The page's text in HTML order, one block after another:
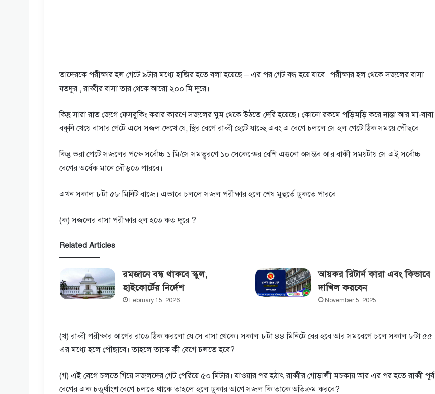
তাদেরকে পরীক্ষার হল গেটে ৯টার মধ্যে হাজির হতে বলা হয়েছে – এর পর গেট বন্ধ হয়ে যাবে। পরীক্ষার হল থেকে সজলের বাসা
যতদুর , রাব্বীর বাসা তার থেকে আরাে ২০০ মি দূরে।
কিন্তু সারা রাত জেগে ফেসবুকিং করার কারণে সজলের ঘুম থেকে উঠতে দেরি হয়েছে। কোনাে রকমে পড়িমড়ি করে নাস্তা আর মা-বাবা
বকুনি খেয়ে বাসার গেটে এসে সজল দেখে যে, স্থির বেগে রাব্বী হেটে যাচ্ছে এবং এ বেগে চললে সে হল গেটে ঠিক সময়ে পৌছবে।
কিন্তু ভরা পেটে সজলের পক্ষে সর্বোচ্চ ১ মি/সে সমত্বরণে ১০ সেকেন্ডের বেশি এগুনাে অসম্ভব আর বাকী সময়টায় সে এই সর্বোচ্চ
বেগের অর্ধেক মানে দৌড়তে পারবে।
এখন সকাল ৮টা ৫৮ মিনিট বাজে। এভাবে চললে সজল পরীক্ষার হলে শেষ মুহুর্তে ঢুকতে পারবে।
(ক) সজলের বাসা পরীক্ষার হল হতে কত দূরে ?
Related Articles
রমজানে বন্ধ থাকবে স্কুল,
হাইকোর্টের‌ নির্দেশ
February 15, 2026
আয়কর রিটার্ন কারা এবং কিভাবে
দাখিল করবেন
November 5, 2025
(খ) রাব্বী পরীক্ষার আগের রাতে ঠিক করলাে যে সে বাসা থেকে। সকাল ৮টা ৪৪ মিনিটে বের হবে আর সমবেগে চলে সকাল ৮টা ৫৫
এর মধ্যে হলে পৌছাবে। তাহলে তাকে কী বেগে চলতে হবে?
(গ) এই বেগে চলতে গিয়ে সজলদের গেট পেরিয়ে ৫০ মিটার। যাওয়ার পর হঠাৎ রাব্বীর গােড়ালী মচকায় আর এর পর হতে রাব্বী পূর্ব
বেগের এক চতুর্থাংশ বেগে চলতে থাকে তাহলে হলে ঢুকার আগে সজল কি তাকে অতিক্রম করবে?